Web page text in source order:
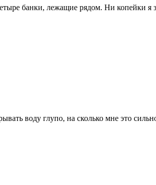
банки, лежащие рядом. Ни копейки я
воду глупо, на сколько мне это